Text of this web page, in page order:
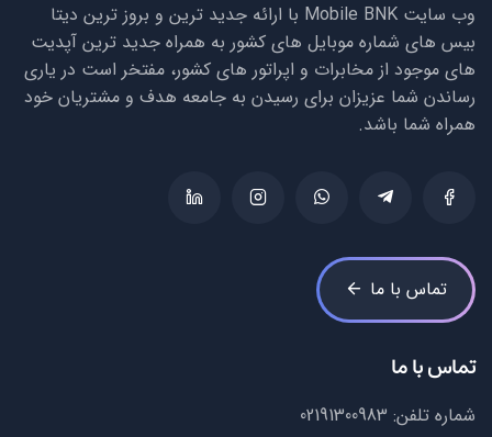
وب سایت Mobile BNK با ارائه جدید ترین و بروز ترین دیتا
بیس های شماره موبایل های کشور به همراه جدید ترین آپدیت
های موجود از مخابرات و اپراتور های کشور، مفتخر است در یاری
رساندن شما عزیزان برای رسیدن به جامعه هدف و مشتریان خود
همراه شما باشد.
تماس با ما
تماس با ما
شماره تلفن: 02191300983